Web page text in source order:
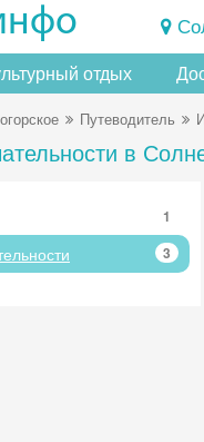
отдых
Путеводитель
в
1
3